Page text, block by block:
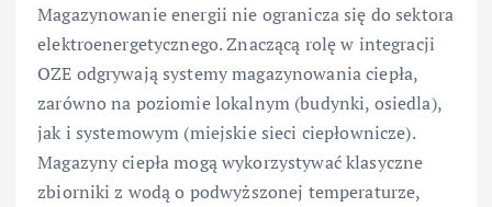
Magazynowanie energii nie ogranicza się do sektora
elektroenergetycznego. Znaczącą rolę w integracji
OZE odgrywają systemy magazynowania ciepła,
zarówno na poziomie lokalnym (budynki, osiedla),
jak i systemowym (miejskie sieci ciepłownicze).
Magazyny ciepła mogą wykorzystywać klasyczne
zbiorniki z wodą o podwyższonej temperaturze,